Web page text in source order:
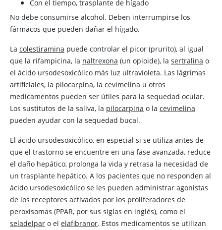
Con el tiempo, trasplante de hígado
No debe consumirse alcohol. Deben interrumpirse los
fármacos que pueden dañar el hígado.
La colestiramina puede controlar el picor (prurito), al igual
que la rifampicina, la naltrexona (un opioide), la sertralina o
el ácido ursodesoxicólico más luz ultravioleta. Las lágrimas
artificiales, la pilocarpina, la cevimelina u otros
medicamentos pueden ser útiles para la sequedad ocular.
Los sustitutos de la saliva, la pilocarpina o la cevimelina
pueden ayudar con la sequedad bucal.
El ácido ursodesoxicólico, en especial si se utiliza antes de
que el trastorno se encuentre en una fase avanzada, reduce
el daño hepático, prolonga la vida y retrasa la necesidad de
un trasplante hepático. A los pacientes que no responden al
ácido ursodesoxicólico se les pueden administrar agonistas
de los receptores activados por los proliferadores de
peroxisomas (PPAR, por sus siglas en inglés), como el
seladelpar o el elafibranor. Estos medicamentos se utilizan